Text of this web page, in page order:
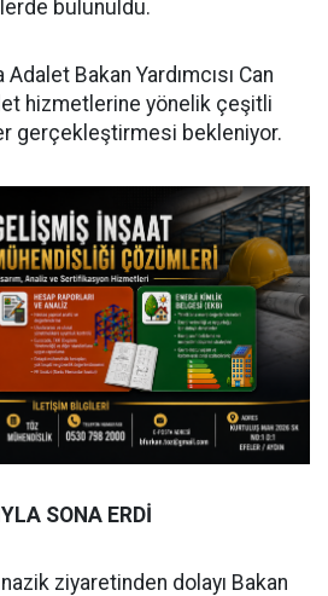
bulunuldu.
Bakan Yardımcısı Can
hizmetlerine yönelik çeşitli
gerçekleştirmesi bekleniyor.
SONA ERDİ
ziyaretinden dolayı Bakan